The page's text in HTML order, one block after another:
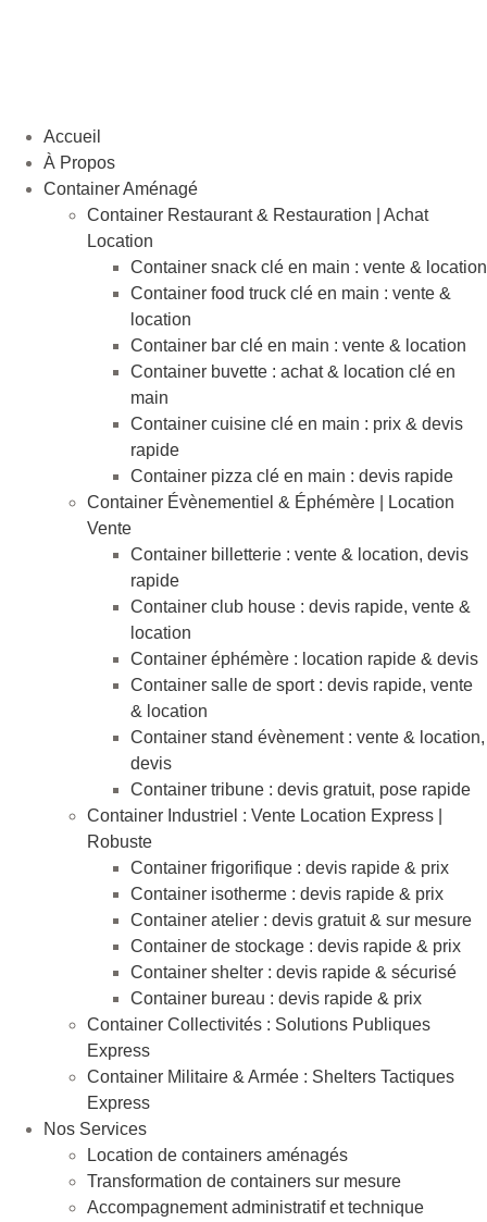
Accueil
À Propos
Container Aménagé
Container Restaurant & Restauration | Achat
Location
Container snack clé en main : vente & location
Container food truck clé en main : vente &
location
Container bar clé en main : vente & location
Container buvette : achat & location clé en
main
Container cuisine clé en main : prix & devis
rapide
Container pizza clé en main : devis rapide
Container Évènementiel & Éphémère | Location
Vente
Container billetterie : vente & location, devis
rapide
Container club house : devis rapide, vente &
location
Container éphémère : location rapide & devis
Container salle de sport : devis rapide, vente
& location
Container stand évènement : vente & location,
devis
Container tribune : devis gratuit, pose rapide
Container Industriel : Vente Location Express |
Robuste
Container frigorifique : devis rapide & prix
Container isotherme : devis rapide & prix
Container atelier : devis gratuit & sur mesure
Container de stockage : devis rapide & prix
Container shelter : devis rapide & sécurisé
Container bureau : devis rapide & prix
Container Collectivités : Solutions Publiques
Express
Container Militaire & Armée : Shelters Tactiques
Express
Nos Services
Location de containers aménagés
Transformation de containers sur mesure
Accompagnement administratif et technique